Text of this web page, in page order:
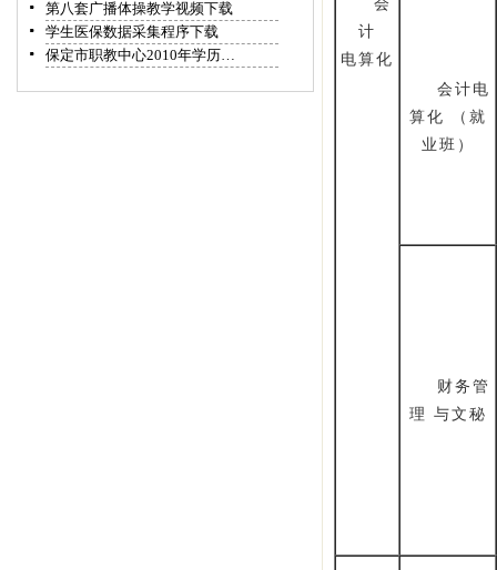
第八套广播体操教学视频下载
学生医保数据采集程序下载
保定市职教中心2010年学历…
会
计
电算化
会计电
算化 （就
业班）
财务管
理 与文秘